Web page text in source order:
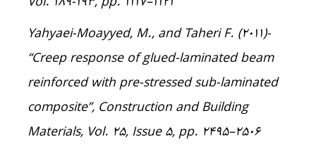
-Yahyaei-Moayyed, M., and Taheri F. (2011)
“Creep response of glued-laminated beam
reinforced with pre-stressed sub-laminated
composite”, Construction and Building
Materials, Vol. 25, Issue 5, pp. 2495–۲۵۰۶